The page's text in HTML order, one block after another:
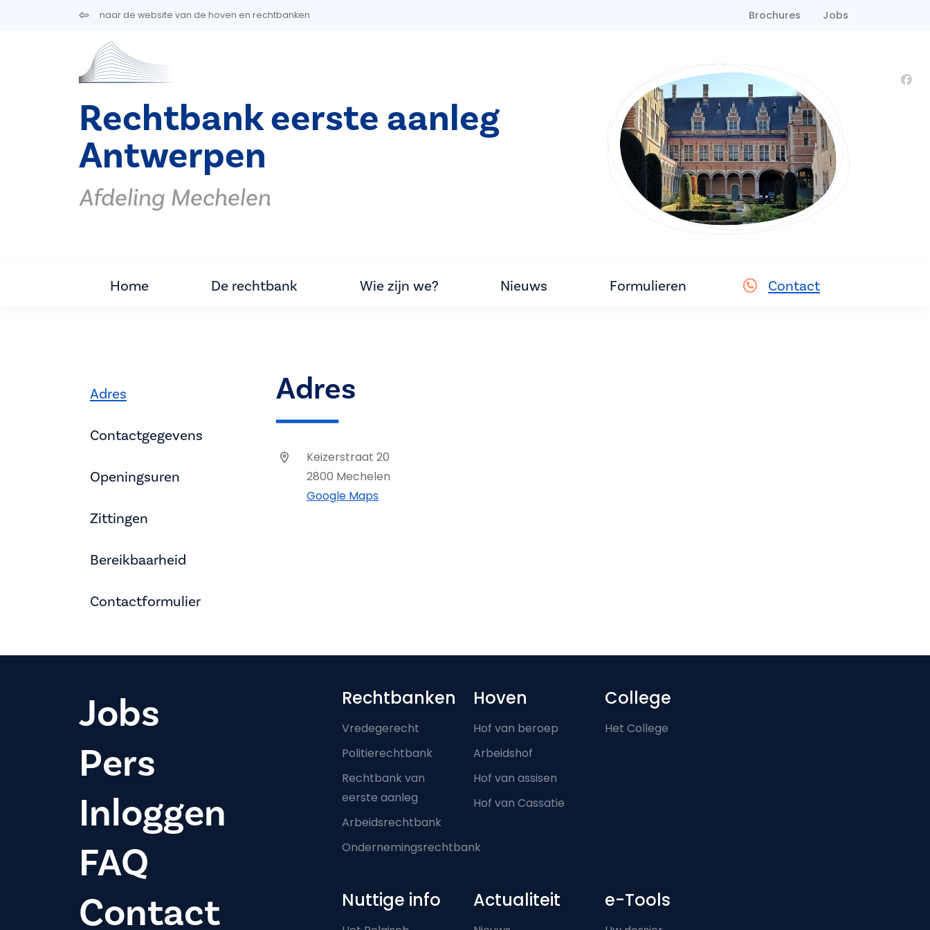
Overslaan en naar de inhoud gaannaar de website van de hoven en rechtbanken Brochures Jobs
Rechtbank eerste aanleg
Antwerpen
Afdeling Mechelen
Home De rechtbank Wie zijn we? Nieuws Formulieren Contact
Adres
Contactgegevens
Openingsuren
Zittingen
Bereikbaarheid
Contactformulier
Adres
Keizerstraat 20
2800 Mechelen
Google Maps
Jobs
Pers
Inloggen
FAQ
Contact
Footer-menu
Rechtbanken
Vredegerecht
Politierechtbank
Rechtbank van
eerste aanleg
Arbeidsrechtbank
Ondernemingsrechtbank
Hoven
Hof van beroep
Arbeidshof
Hof van assisen
Hof van Cassatie
College
Het College
Nuttige info Actualiteit e-Tools